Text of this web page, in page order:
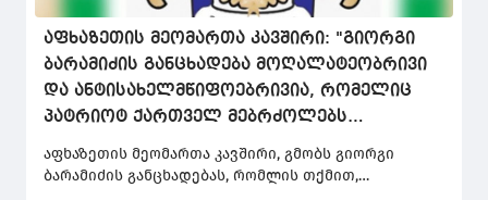
აფხაზეთის მეომართა კავშირი: "გიორგი
ბარამიძის განცხადება მოღალატეობრივი
და ანტისახელმწიფოებრივია, რომელიც
პატრიოტ ქართველ მებრძოლებს
სამხედრო დამნაშავეებად წარმოაჩენს,
ვერაგულად და მიზანმიმართულად
აფხაზეთის მეომართა კავშირი, გმობს გიორგი
ბარამიძის განცხადებას, რომლის თქმით,